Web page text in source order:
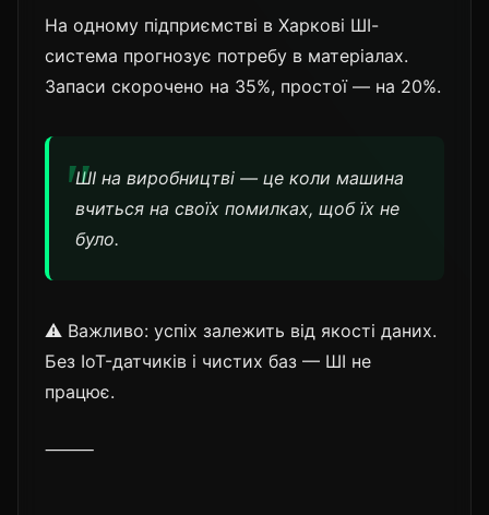
На одному підприємстві в Харкові ШІ-
система прогнозує потребу в матеріалах.
Запаси скорочено на 35%, простої — на 20%.
ШІ на виробництві — це коли машина
вчиться на своїх помилках, щоб їх не
було.
⚠️ Важливо: успіх залежить від якості даних.
Без IoT-датчиків і чистих баз — ШІ не
працює.
⸻